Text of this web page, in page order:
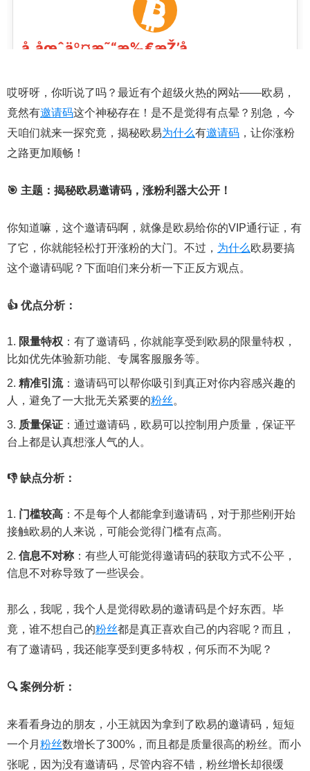
哎呀呀，你听说了吗？最近有个超级火热的网站——欧易，
竟然有邀请码这个神秘存在！是不是觉得有点晕？别急，今
天咱们就来一探究竟，揭秘欧易为什么有邀请码 ，让你涨粉
之路更加顺畅！
🎯 主题：揭秘欧易邀请码，涨粉利器大公开！
你知道嘛，这个邀请码啊，就像是欧易给你的VIP通行证，有
了它，你就能轻松打开涨粉的大门。不过， 为什么欧易要搞
这个邀请码呢？下面咱们来分析一下正反方观点。
👍 优点分析：
限量特权 ：有了邀请码，你就能享受到欧易的限量特权，
比如优先体验新功能、专属客服服务等。
精准引流：邀请码可以帮你吸引到真正对你内容感兴趣的
人，避免了一大批无关紧要的粉丝。
质量保证 ：通过邀请码，欧易可以控制用户质量，保证平
台上都是认真想涨人气的人。
👎 缺点分析：
门槛较高 ：不是每个人都能拿到邀请码，对于那些刚开始
接触欧易的人来说，可能会觉得门槛有点高。
信息不对称 ：有些人可能觉得邀请码的获取方式不公平，
信息不对称导致了一些误会。
那么，我呢，我个人是觉得欧易的邀请码是个好东西。毕
竟，谁不想自己的粉丝都是真正喜欢自己的内容呢？而且，
有了邀请码，我还能享受到更多特权，何乐而不为呢？
🔍 案例分析：
来看看身边的朋友，小王就因为拿到了欧易的邀请码，短短
一个月 粉丝数增长了300%，而且都是质量很高的粉丝。而小
张呢，因为没有邀请码，尽管内容不错，粉丝增长却很缓